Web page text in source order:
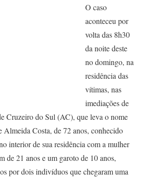
O caso
aconteceu por
volta das 8h30
da noite deste
no domingo, na
residência das
vítimas, nas
imediações de
Cruzeiro do Sul (AC), que leva o nome
Almeida Costa, de 72 anos, conhecido
interior de sua residência com a mulher
de 21 anos e um garoto de 10 anos,
por dois indivíduos que chegaram uma